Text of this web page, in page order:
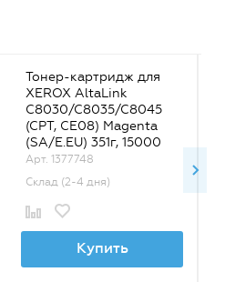
Тонер-картридж для
XEROX AltaLink
C8030/C8035/C8045
(CPT, CE08) Magenta
(SA/E.EU) 351г, 15000
стр. (006R01703) CET
{CET141619}
Арт. 1377748
Склад (2-4 дня)
Купить